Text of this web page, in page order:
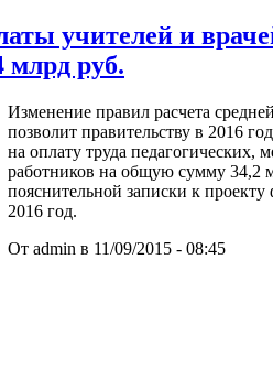
учителей и
млрд руб.
Изменение правил расчета
позволит правительству в 2016
на оплату труда педагогических,
работников на общую сумму 34,2
пояснительной записки к
2016 год.
От admin в 11/09/2015 - 08:45